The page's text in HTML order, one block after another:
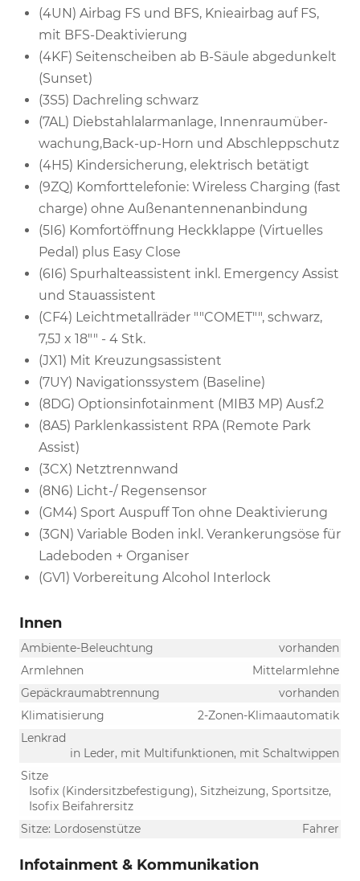
(4UN) Airbag FS und BFS, Knieairbag auf FS,
mit BFS-Deaktivierung
(4KF) Seitenscheiben ab B-Säule abgedunkelt
(Sunset)
(3S5) Dachreling schwarz
(7AL) Diebstahlalarmanlage, Innenraumüber-
wachung,Back-up-Horn und Abschleppschutz
(4H5) Kindersicherung, elektrisch betätigt
(9ZQ) Komforttelefonie: Wireless Charging (fast
charge) ohne Außenantennenanbindung
(5I6) Komfortöffnung Heckklappe (Virtuelles
Pedal) plus Easy Close
(6I6) Spurhalteassistent inkl. Emergency Assist
und Stauassistent
(CF4) Leichtmetallräder ""COMET"", schwarz,
7,5J x 18"" - 4 Stk.
(JX1) Mit Kreuzungsassistent
(7UY) Navigationssystem (Baseline)
(8DG) Optionsinfotainment (MIB3 MP) Ausf.2
(8A5) Parklenkassistent RPA (Remote Park
Assist)
(3CX) Netztrennwand
(8N6) Licht-/ Regensensor
(GM4) Sport Auspuff Ton ohne Deaktivierung
(3GN) Variable Boden inkl. Verankerungsöse für
Ladeboden + Organiser
(GV1) Vorbereitung Alcohol Interlock
Innen
Ambiente-Beleuchtung
vorhanden
Armlehnen
Mittelarmlehne
Gepäckraumabtrennung
vorhanden
Klimatisierung
2-Zonen-Klimaautomatik
Lenkrad
in Leder, mit Multifunktionen, mit Schaltwippen
Sitze
Isofix (Kindersitzbefestigung), Sitzheizung, Sportsitze,
Isofix Beifahrersitz
Sitze: Lordosenstütze
Fahrer
Infotainment & Kommunikation